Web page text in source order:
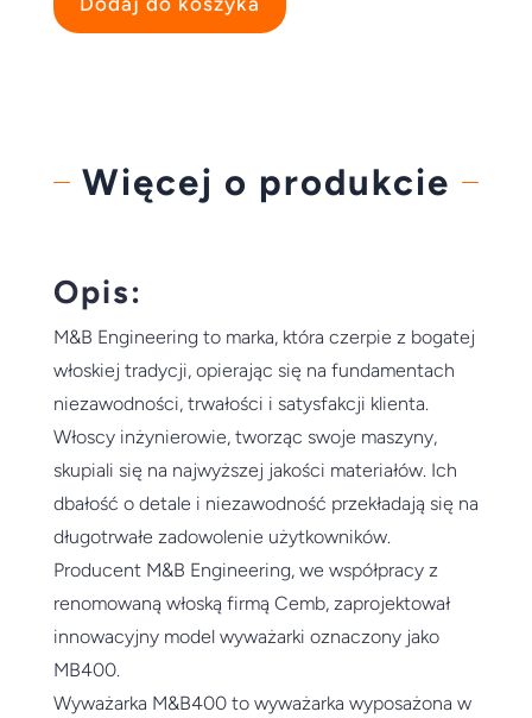
Więcej o produkcie
Opis:
M&B Engineering to marka, która czerpie z bogatej
włoskiej tradycji, opierając się na fundamentach
niezawodności, trwałości i satysfakcji klienta.
Włoscy inżynierowie, tworząc swoje maszyny,
skupiali się na najwyższej jakości materiałów. Ich
dbałość o detale i niezawodność przekładają się na
długotrwałe zadowolenie użytkowników.
Producent M&B Engineering, we współpracy z
renomowaną włoską firmą Cemb, zaprojektował
innowacyjny model wyważarki oznaczony jako
MB400.
Wyważarka M&B400 to wyważarka wyposażona w